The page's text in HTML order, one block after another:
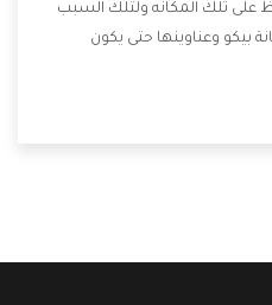
على تلك المكانه ولتلك السبب
بيكو وعناوينها حتى يكون
يحتاجه المستهلك لكى نحافظ